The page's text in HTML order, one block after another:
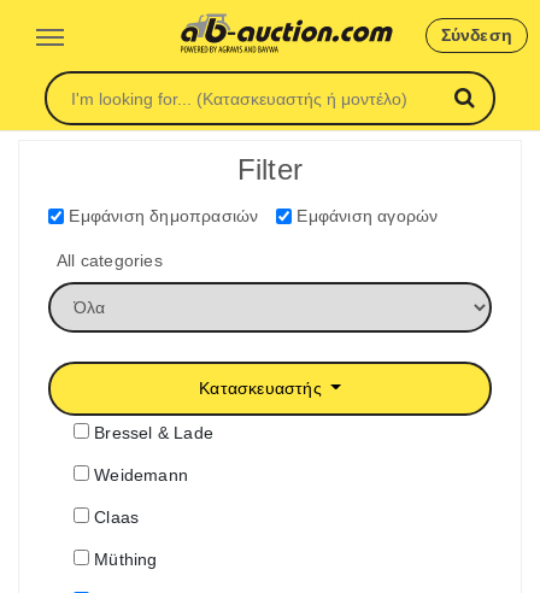
Σύνδεση
Filter
Εμφάνιση δημοπρασιών Εμφάνιση αγορών
All categories
Κατασκευαστής
Bressel & Lade
Weidemann
Claas
Müthing